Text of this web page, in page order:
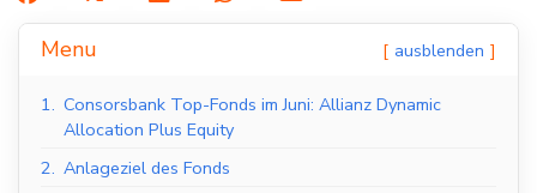
Menu ausblenden
1. Consorsbank Top-Fonds im Juni: Allianz Dynamic
Allocation Plus Equity
2. Anlageziel des Fonds